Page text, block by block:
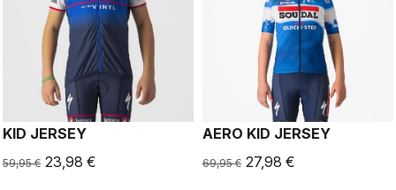
KID JERSEY
59,95 € 23,98 €
AERO KID JERSEY
69,95 € 27,98 €